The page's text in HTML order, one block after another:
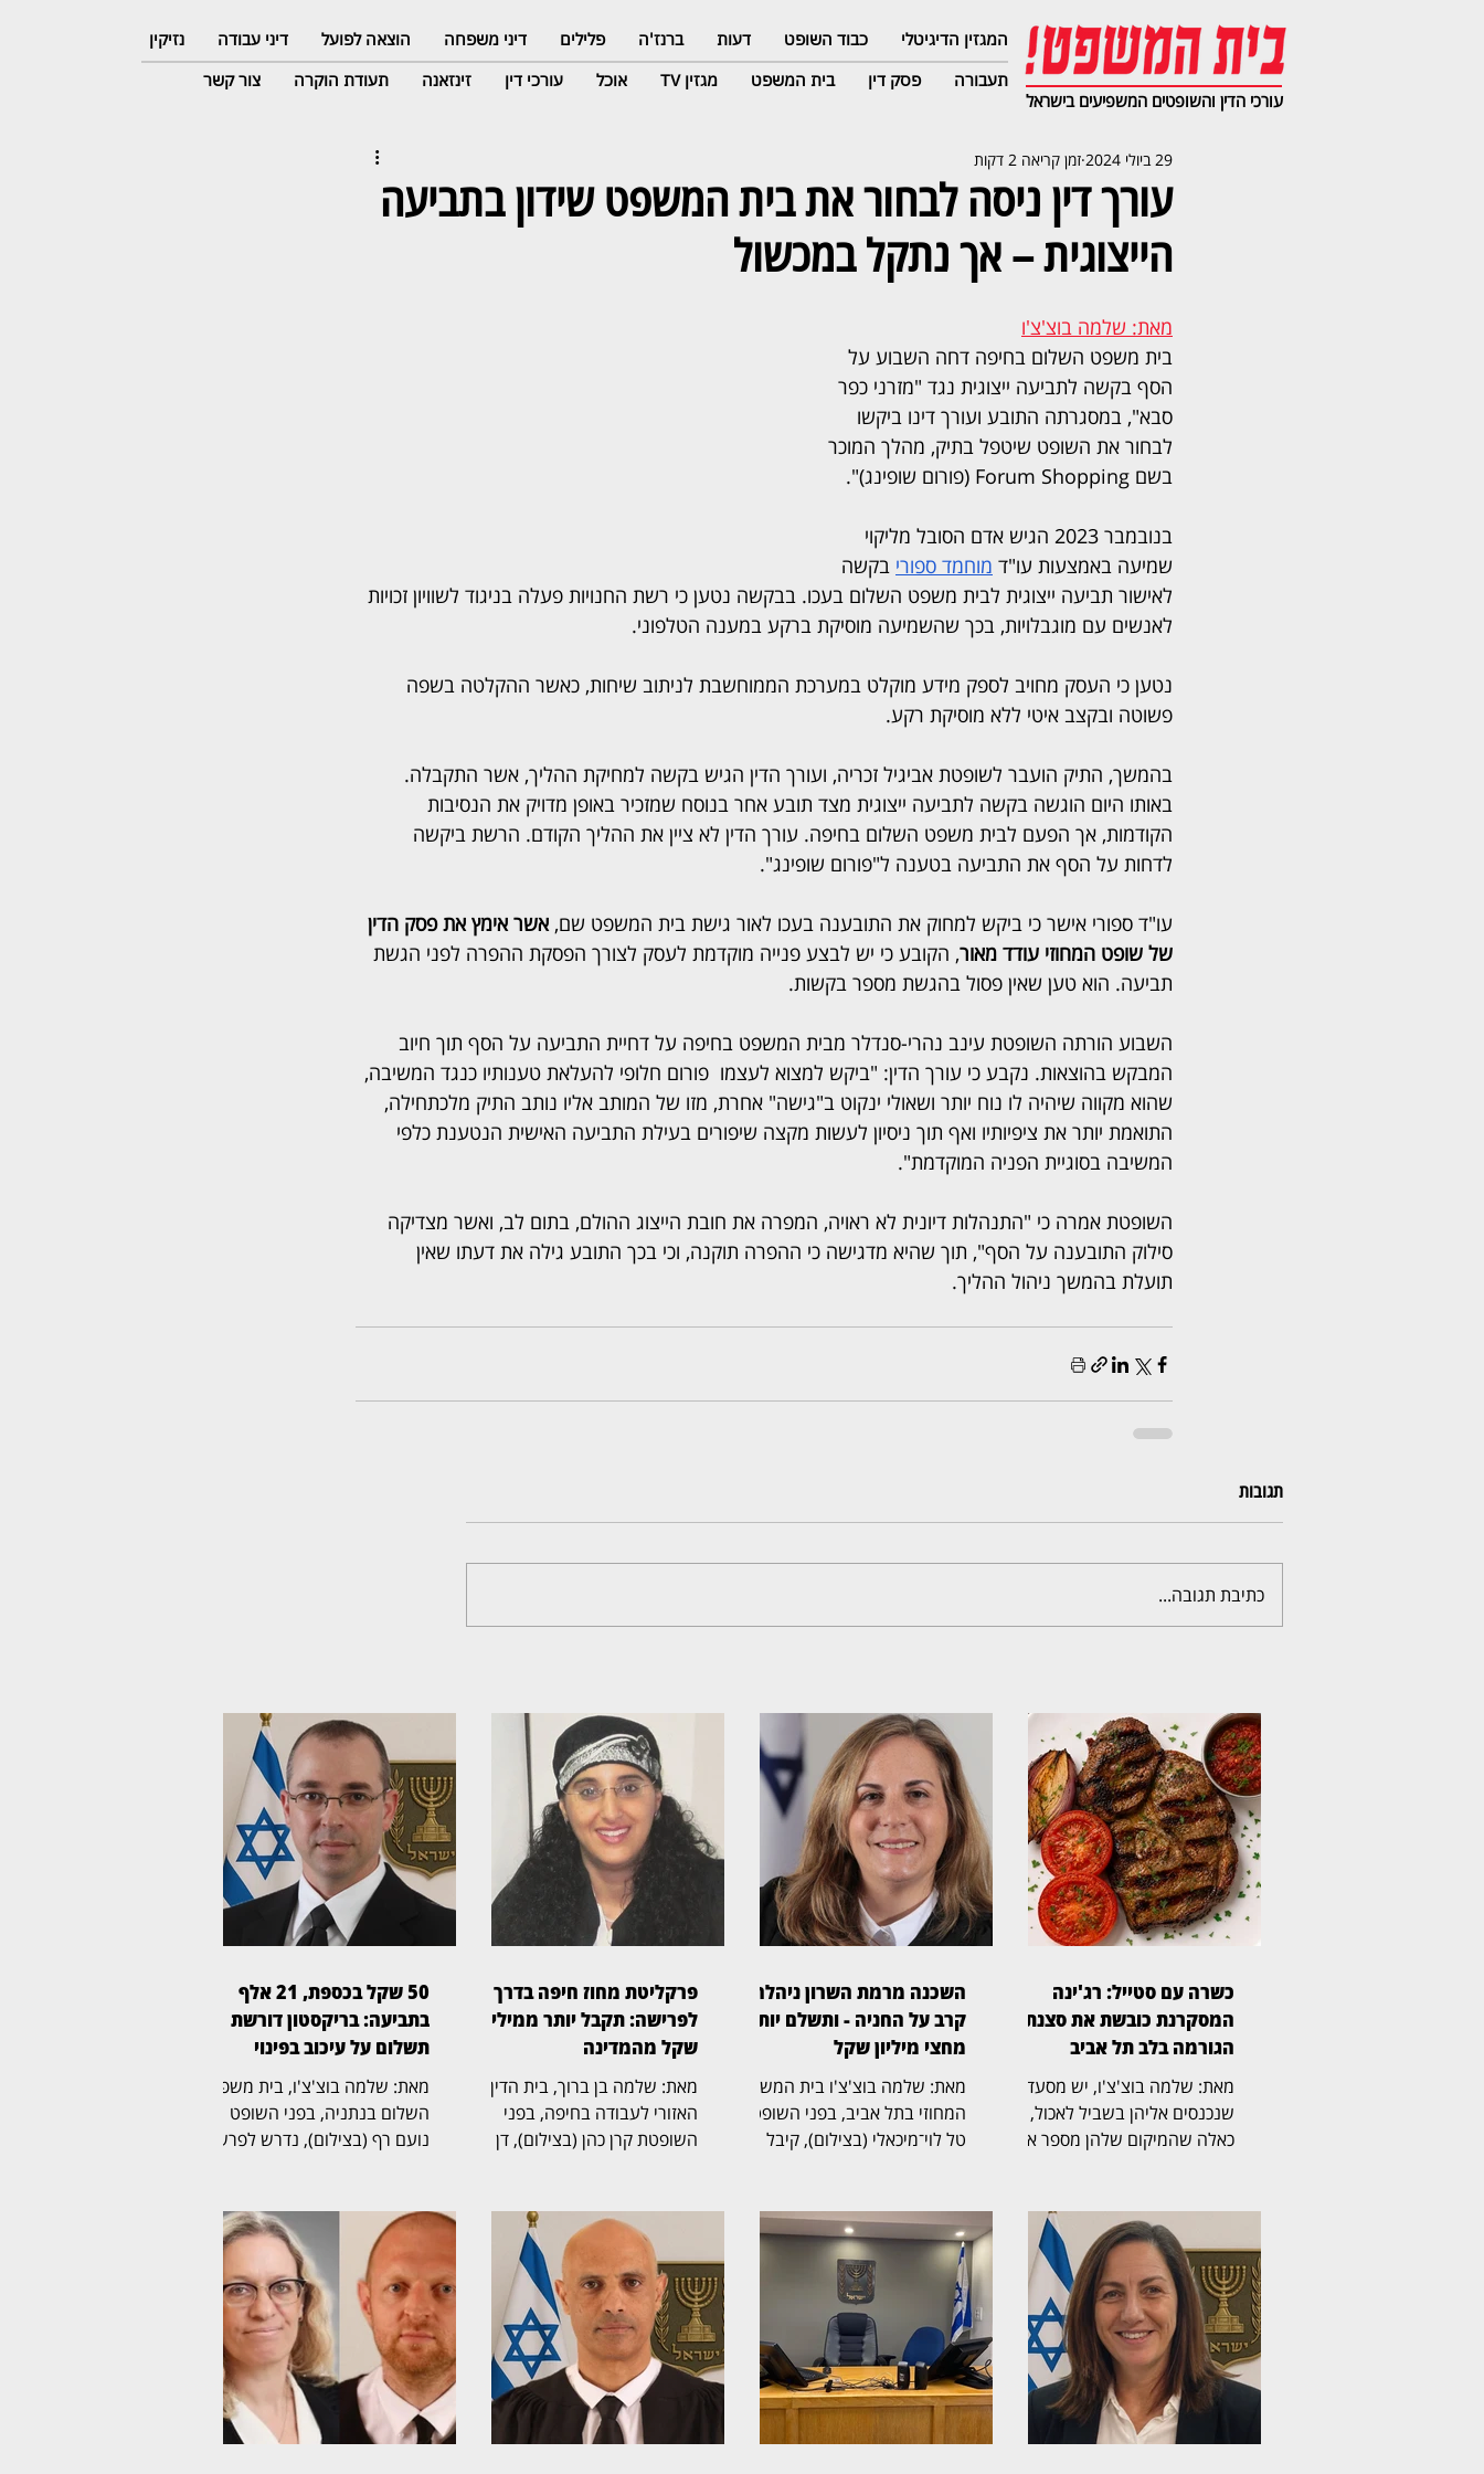
המגזין הדיגיטלי כבוד השופט דעות ברנז'ה פלילים דיני משפחה הוצאה לפועל דיני עבודה
נזיקין
תעבורה
פסק דין בית המשפט מגזין TV אוכל עורכי דין זינזאנה תעודת הוקרה צור קשר
עורכי הדין והשופטים המשפיעים בישראל
עורך דין ניסה לבחור את בית המשפט שידון בתביעה
הייצוגית – אך נתקל במכשול
29 ביולי 2024 זמן קריאה 2 דקות
מאת: שלמה בוצ'צ'ו
בית משפט השלום בחיפה דחה השבוע על
הסף בקשה לתביעה ייצוגית נגד "מזרני כפר
סבא", במסגרתה התובע ועורך דינו ביקשו
לבחור את השופט שיטפל בתיק, מהלך המוכר
בשם Forum Shopping (פורום שופינג)".
בנובמבר 2023 הגיש אדם הסובל מליקוי
שמיעה באמצעות עו"ד מוחמד ספורי בקשה
לאישור תביעה ייצוגית לבית משפט השלום בעכו. בבקשה נטען כי רשת החנויות פעלה בניגוד לשוויון זכויות
לאנשים עם מוגבלויות, בכך שהשמיעה מוסיקת ברקע במענה הטלפוני.
נטען כי העסק מחויב לספק מידע מוקלט במערכת הממוחשבת לניתוב שיחות, כאשר ההקלטה בשפה
פשוטה ובקצב איטי ללא מוסיקת רקע.
בהמשך, התיק הועבר לשופטת אביגיל זכריה, ועורך הדין הגיש בקשה למחיקת ההליך, אשר התקבלה.
באותו היום הוגשה בקשה לתביעה ייצוגית מצד תובע אחר בנוסח שמזכיר באופן מדויק את הנסיבות
הקודמות, אך הפעם לבית משפט השלום בחיפה. עורך הדין לא ציין את ההליך הקודם. הרשת ביקשה
לדחות על הסף את התביעה בטענה ל"פורום שופינג".
עו"ד ספורי אישר כי ביקש למחוק את התובענה בעכו לאור גישת בית המשפט שם, אשר אימץ את פסק הדין
של שופט המחוזי עודד מאור, הקובע כי יש לבצע פנייה מוקדמת לעסק לצורך הפסקת ההפרה לפני הגשת
תביעה. הוא טען שאין פסול בהגשת מספר בקשות.
השבוע הורתה השופטת עינב נהרי-סנדלר מבית המשפט בחיפה על דחיית התביעה על הסף תוך חיוב
המבקש בהוצאות. נקבע כי עורך הדין: "ביקש למצוא לעצמו  פורום חלופי להעלאת טענותיו כנגד המשיבה,
שהוא מקווה שיהיה לו נוח יותר ושאולי ינקוט ב"גישה" אחרת, מזו של המותב אליו נותב התיק מלכתחילה,
התואמת יותר את ציפיותיו ואף תוך ניסיון לעשות מקצה שיפורים בעילת התביעה האישית הנטענת כלפי
המשיבה בסוגיית הפניה המוקדמת".
השופטת אמרה כי "התנהלות דיונית לא ראויה, המפרה את חובת הייצוג ההולם, בתום לב, ואשר מצדיקה
סילוק התובענה על הסף", תוך שהיא מדגישה כי ההפרה תוקנה, וכי בכך התובע גילה את דעתו שאין
תועלת בהמשך ניהול ההליך.
תגובות
כתיבת תגובה...
כשרה עם סטייל: רג'ינה
המסקרנת כובשת את סצנת
הגורמה בלב תל אביב
מאת: שלמה בוצ'צ'ו, יש מסעדות
שנכנסים אליהן בשביל לאכול, ויש
כאלה שהמיקום שלהן מספר את
כשרה וגינת אירועים במבנה 10
במתחם התחנה שבנווה צדק,
משלבת מבנה היסטורי, גינה
רחבת ידיים, קרבה לים ומטבח
בשרי הנשען על חומרי גלם, אש
וטכניקת צלייה מדויקת. ריקי,
מנהלת המסעדה, קיבלה את
פנינו בחיוך, ומהר התברר שהיא זו
שמנצחת על התזמורת של רג'ינה
השכנה מרמת השרון ניהלה
קרב על החניה - ותשלם יותר
מחצי מיליון שקל
מאת: שלמה בוצ'צ'ו בית המשפט
המחוזי בתל אביב, בפני השופטת
טל לוי־מיכאלי (בצילום), קיבל
הדין נקבע כי החניה שבמחלוקת
שייכת לבעלי הדירה שתבעו,
ובעלת דירה אחרת בבניין חויבה
בהוצאות חריגות בסכום כולל של
525 אלף שקל. דן ואילנה
בודובסקי רכשו דירה בבניין ברחוב
ביאליק 22 ברמת השרון, שלה
הוצמדה חניה. אלא שבעת רישום
הזכויות בלשכת רישום המקרקעין
פרקליטת מחוז חיפה בדרך
לפרישה: תקבל יותר ממיליון
שקל מהמדינה
מאת: שלמה בן ברוך, בית הדין
האזורי לעבודה בחיפה, בפני
השופטת קרן כהן (בצילום), דן
התפקידים הבכירים בפרקליטות
המדינה, ובמחלוקת על תנאי
הפרישה, השכר והזכויות
הפנסיוניות עם סיום כהונתה.
ההליך הסתיים בהסכמות בין
הצדדים, שקיבלו תוקף של
החלטה. איילה פיילס־שרון,
שכיהנה כפרקליטת מחוז חיפה,
הגישה את התביעה נגד משרד
50 שקל בכספת, 21 אלף
בתביעה: בריקסטון דורשת
תשלום על עיכוב בפינוי
מאת: שלמה בוצ'צ'ו, בית משפט
השלום בנתניה, בפני השופט
נועם רף (בצילום), נדרש לפרשה
שטר בודד של 50 שקל,
והתגלגלה לשני הליכים משפטיים
נפרדים. בריקסטון כספות פעלה
תחילה לפינוי הכספת, ובהמשך
הגישה תביעה כספית בדרישה
לתשלום של יותר מ־21 אלף שקל.
לטענת בריקסטון, רבקה פינטו
שכרה יחידת אחסון ובה הכספת
האישית, אך לא פינתה אותה עם